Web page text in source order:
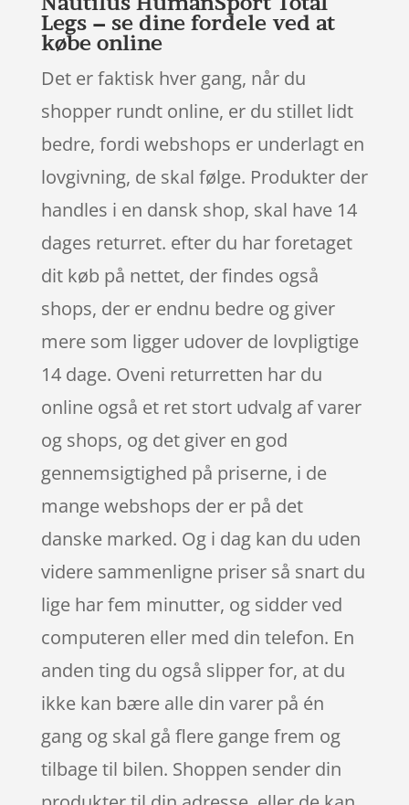
Legs – se dine fordele ved at
købe online
Det er faktisk hver gang, når du
shopper rundt online, er du stillet lidt
bedre, fordi webshops er underlagt en
lovgivning, de skal følge. Produkter der
handles i en dansk shop, skal have 14
dages returret. efter du har foretaget
dit køb på nettet, der findes også
shops, der er endnu bedre og giver
mere som ligger udover de lovpligtige
14 dage. Oveni returretten har du
online også et ret stort udvalg af varer
og shops, og det giver en god
gennemsigtighed på priserne, i de
mange webshops der er på det
danske marked. Og i dag kan du uden
videre sammenligne priser så snart du
lige har fem minutter, og sidder ved
computeren eller med din telefon. En
anden ting du også slipper for, at du
ikke kan bære alle din varer på én
gang og skal gå flere gange frem og
tilbage til bilen. Shoppen sender din